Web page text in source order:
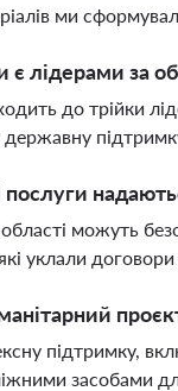
ми
є лідерами за
до трійки
послуги
можуть
уклали
підтримку,
засобами